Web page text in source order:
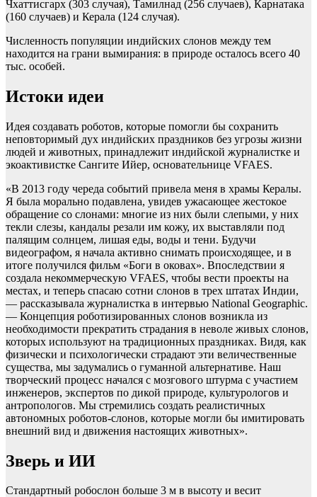
Чхаттисгарх (303 случая), Тамилнад (256 случаев), Карнатака
(160 случаев) и Керала (124 случая).
Численность популяции индийских слонов между тем
находится на грани вымирания: в природе осталось всего 40
тыс. особей.
Истоки идеи
Идея создавать роботов, которые помогли бы сохранить
неповторимый дух индийских праздников без угрозы жизни
людей и животных, принадлежит индийской журналистке и
экоактивистке Сангите Ийер, основательнице VFAES.
«В 2013 году череда событий привела меня в храмы Кералы.
Я была морально подавлена, увидев ужасающее жестокое
обращение со слонами: многие из них были слепыми, у них
текли слезы, кандалы резали им кожу, их выставляли под
палящим солнцем, лишая еды, воды и тени. Будучи
видеографом, я начала активно снимать происходящее, и в
итоге получился фильм «Боги в оковах». Впоследствии я
создала некоммерческую VFAES, чтобы вести проекты на
местах, и теперь спасаю сотни слонов в трех штатах Индии,
— рассказывала журналистка в интервью National Geographic.
— Концепция роботизированных слонов возникла из
необходимости прекратить страдания в неволе живых слонов,
которых используют на традиционных праздниках. Видя, как
физически и психологически страдают эти величественные
существа, мы задумались о гуманной альтернативе. Наш
творческий процесс начался с мозгового штурма с участием
инженеров, экспертов по дикой природе, культурологов и
антропологов. Мы стремились создать реалистичных
автономных роботов-слонов, которые могли бы имитировать
внешний вид и движения настоящих животных».
Зверь и ИИ
Стандартный робослон больше 3 м в высоту и весит